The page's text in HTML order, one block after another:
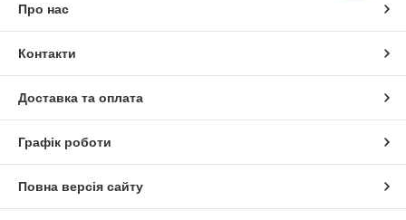
Про нас
Контакти
Доставка та оплата
Графік роботи
Повна версія сайту